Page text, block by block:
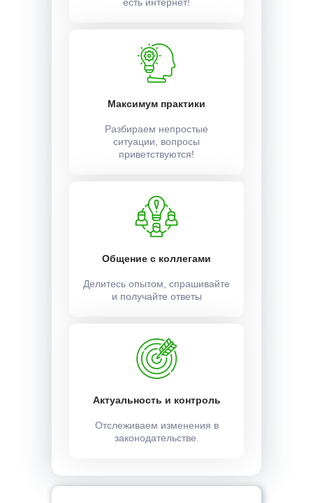
Максимум практики
Разбираем непростые
ситуации, вопросы
приветствуются!
Общение с коллегами
Делитесь опытом, спрашивайте
и получайте ответы
Актуальность и контроль
Отслеживаем изменения в
законодательстве.